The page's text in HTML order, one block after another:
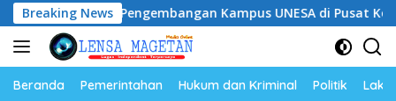
Langsung
ke
konten
Breaking News
Dukung Pengembangan Kampus UNESA di Pusat Kota,
Beranda Pemerintahan Hukum dan Kriminal Politik